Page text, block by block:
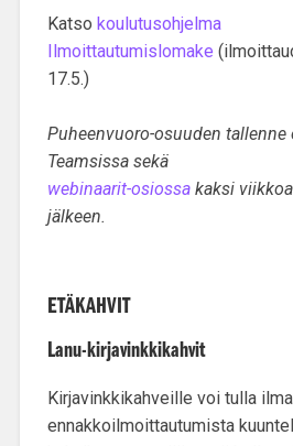
Katso koulutusohjelma
Ilmoittautumislomake
17.5.)
Puheenvuoro-osuuden
Teamsissa sekä
webinaarit-osiossakaksi
jälkeen.
ETÄKAHVIT
Lanu-kirjavinkkikahvit
Kirjavinkkikahveille voi tulla
ennakkoilmoittautumista